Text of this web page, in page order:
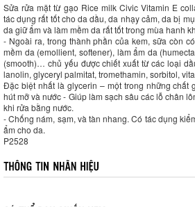
Sửa rửa mặt từ gạo Rice milk Civic Vitamin E
tác dụng rất tốt cho da dầu, da nhạy cảm, da bị
da giữ ẩm và làm mềm da rất tốt trong mùa hanh
- Ngoài ra, trong thành phần của kem, sữa còn
mềm da (emollient, softener), làm ẩm da
(smooth)… chủ yếu được chiết xuất từ các loại
lanolin, glyceryl palmitat, tromethamin, sorbitol,
Đặc biệt nhất là glycerin – một trong những chất
hút mỡ và nước - Giúp làm sạch sâu các lỗ chân
khi rửa bằng nước.
- Chống nám, sạm, và tàn nhang. Có tác dụng
ẩm cho da.
P2528